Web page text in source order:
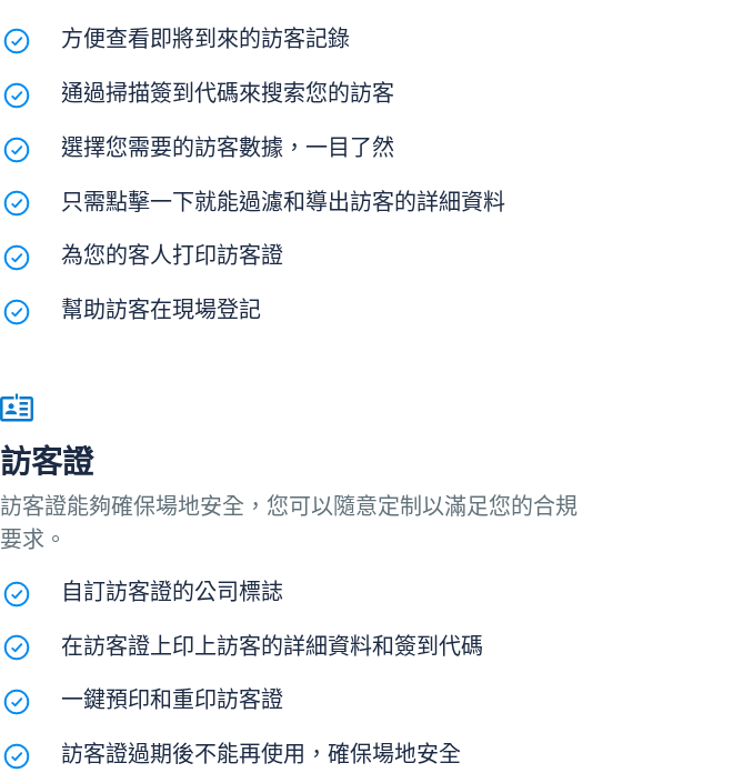
方便查看即將到來的訪客記錄
通過掃描簽到代碼來搜索您的訪客
選擇您需要的訪客數據，一目了然
只需點擊一下就能過濾和導出訪客的詳細資料
為您的客人打印訪客證
幫助訪客在現場登記
訪客證
訪客證能夠確保場地安全，您可以隨意定制以滿足您的合規
要求。
自訂訪客證的公司標誌
在訪客證上印上訪客的詳細資料和簽到代碼
一鍵預印和重印訪客證
訪客證過期後不能再使用，確保場地安全